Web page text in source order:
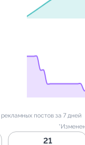
рекламных постов за 7 дней
21